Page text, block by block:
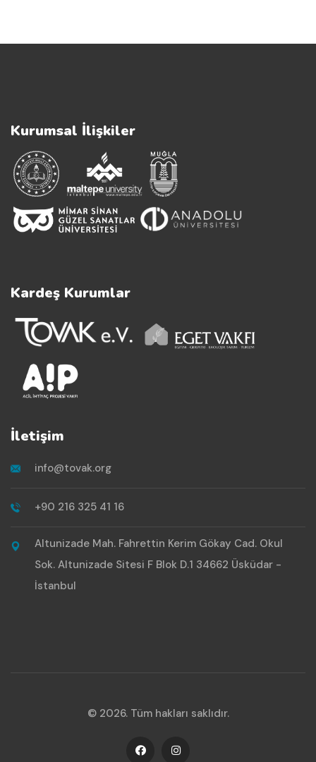
Kurumsal İlişkiler
Kardeş Kurumlar
İletişim
info@tovak.org
+90 216 325 41 16
Altunizade Mah. Fahrettin Kerim Gökay Cad. Okul
Sok. Altunizade Sitesi F Blok D.1 34662 Üsküdar -
İstanbul
© 2026. Tüm hakları saklıdır.